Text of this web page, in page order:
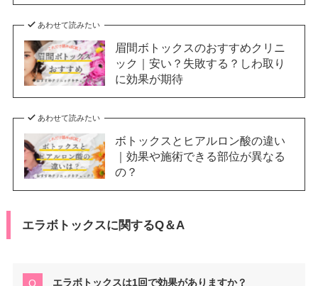
あわせて読みたい
眉間ボトックスのおすすめクリニ
ック｜安い？失敗する？しわ取り
に効果が期待
あわせて読みたい
ボトックスとヒアルロン酸の違い
｜効果や施術できる部位が異なる
の？
エラボトックスに関するQ＆A
エラボトックスは1回で効果がありますか？